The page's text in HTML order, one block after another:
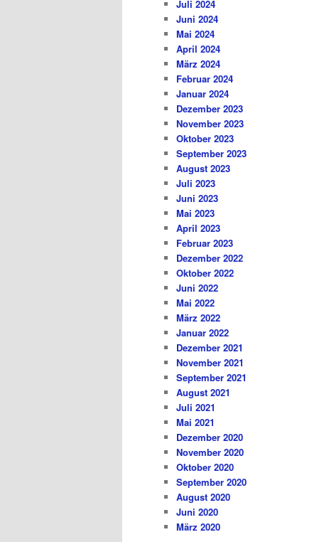
Juli 2024
Juni 2024
Mai 2024
April 2024
März 2024
Februar 2024
Januar 2024
Dezember 2023
November 2023
Oktober 2023
September 2023
August 2023
Juli 2023
Juni 2023
Mai 2023
April 2023
Februar 2023
Dezember 2022
Oktober 2022
Juni 2022
Mai 2022
März 2022
Januar 2022
Dezember 2021
November 2021
September 2021
August 2021
Juli 2021
Mai 2021
Dezember 2020
November 2020
Oktober 2020
September 2020
August 2020
Juni 2020
März 2020